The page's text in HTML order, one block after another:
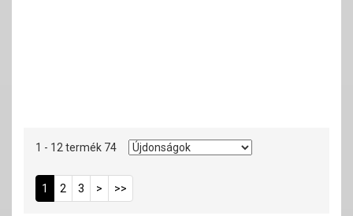
1 - 12 termék 74
1 2 3 > >>